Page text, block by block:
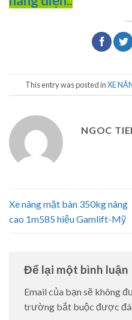
This entry was posted inXE
NGOC
Xe nâng mặt bàn 350kg nâng
cao 1m585 hiệu Gamlift-Mỹ
Để lại một bình luận
Email của bạn sẽ không
trường bắt buộc được